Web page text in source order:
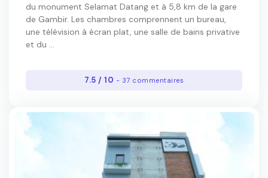
du monument Selamat Datang et à 5,8 km de la gare
de Gambir. Les chambres comprennent un bureau,
une télévision à écran plat, une salle de bains privative
et du ...
7.5 / 10 - 37 commentaires